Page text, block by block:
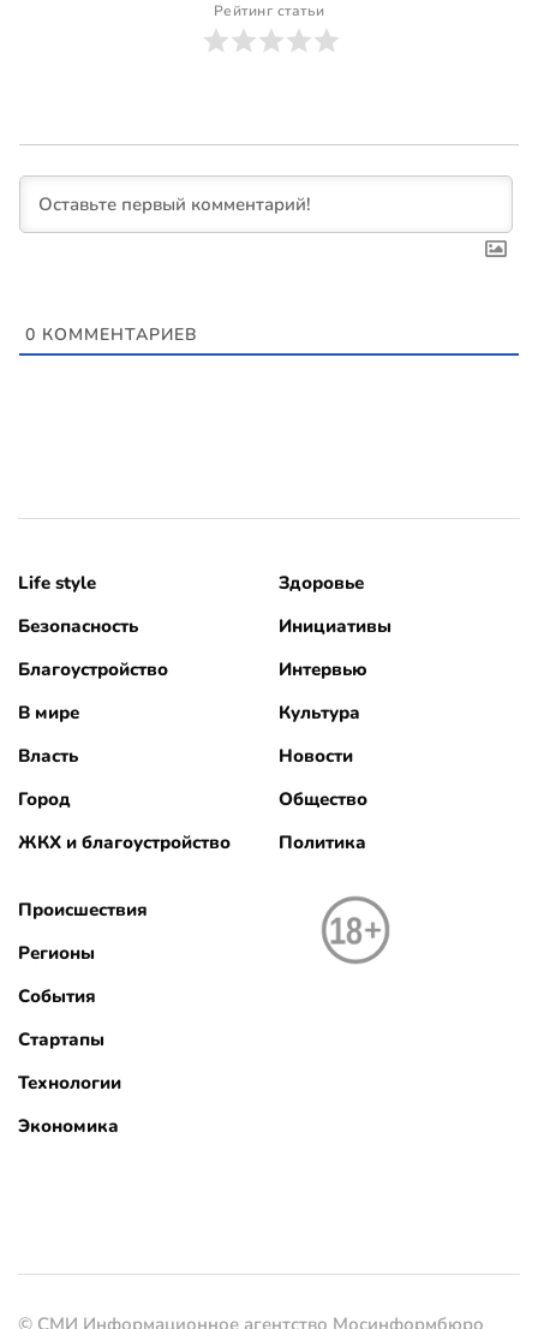
Рейтинг статьи
0 КОММЕНТАРИЕВ
Life style
Безопасность
Благоустройство
В мире
Власть
Город
ЖКХ и благоустройство
Здоровье
Инициативы
Интервью
Культура
Новости
Общество
Политика
Происшествия
Регионы
События
Стартапы
Технологии
Экономика